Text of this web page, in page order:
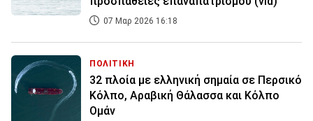
07 Μαρ 2026 16:18
ΠΟΛΙΤΙΚΗ
32 πλοία με ελληνική σημαία σε Περσικό
Κόλπο, Αραβική Θάλασσα και Κόλπο
Ομάν